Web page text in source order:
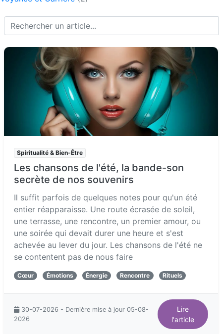
Spiritualité & Bien-Être
Les chansons de l'été, la bande-son
secrète de nos souvenirs
Il suffit parfois de quelques notes pour qu'un été
entier réapparaisse. Une route écrasée de soleil,
une terrasse, une rencontre, un premier amour, ou
une soirée qui devait durer une heure et s'est
achevée au lever du jour. Les chansons de l'été ne
se contentent pas de nous faire
Cœur Émotions Énergie Rencontre Rituels
30-07-2026 - Dernière mise à jour 05-08-
2026
Lire
l'article